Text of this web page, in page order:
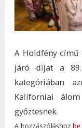
A Holdfény
járó díjat a 89.
kategóriában
Kaliforniai
győztesnek.
A hozzászóláshoz be